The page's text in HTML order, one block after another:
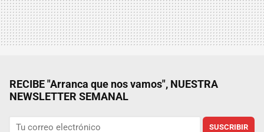
RECIBE "Arranca que nos vamos", NUESTRA
NEWSLETTER SEMANAL
SUSCRIBIR